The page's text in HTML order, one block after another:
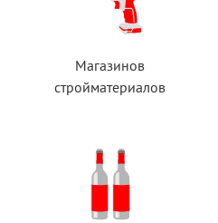
Магазинов
стройматериалов